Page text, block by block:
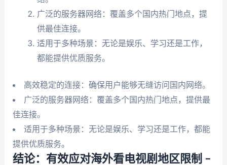
广泛的服务器网络：覆盖多个国内热门地点，提
供最佳连接。
适用于多种场景：无论是娱乐、学习还是工作，
都能提供优质服务。
高效稳定的连接：确保用户能够无缝访问国内网络。
广泛的服务器网络：覆盖多个国内热门地点，提供最
佳连接。
适用于多种场景：无论是娱乐、学习还是工作，都能
提供优质服务。
结论：有效应对海外看电视剧地区限制 –